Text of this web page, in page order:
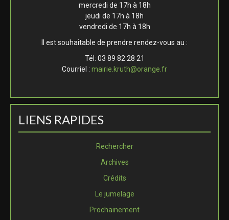
mercredi de 17h à 18h
jeudi de 17h à 18h
vendredi de 17h à 18h
Il est souhaitable de prendre rendez-vous au :
Tél: 03 89 82 28 21
Courriel : mairie.kruth@orange.fr
LIENS RAPIDES
Rechercher
Archives
Crédits
Le jumelage
Prochainement